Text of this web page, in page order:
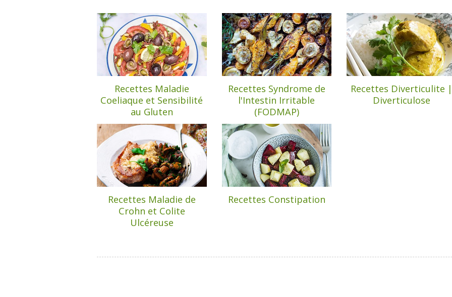
Recettes Maladie
Coeliaque et Sensibilité
au Gluten
Recettes Syndrome de
l'Intestin Irritable
(FODMAP)
Recettes Diverticulite |
Diverticulose
Recettes Maladie de
Crohn et Colite
Ulcéreuse
Recettes Constipation